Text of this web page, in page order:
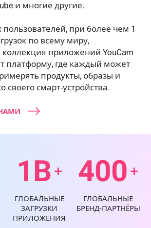
и многие другие.
при более чем 1
по всему миру,
приложений YouCam
платформу, где каждый может
продукты, образы и
своего смарт‑устройства.
1B +
ГЛОБАЛЬНЫЕ
ЗАГРУЗКИ
ПРИЛОЖЕНИЯ
400 +
ГЛОБАЛЬНЫЕ
БРЕНД‑ПАРТНЁРЫ